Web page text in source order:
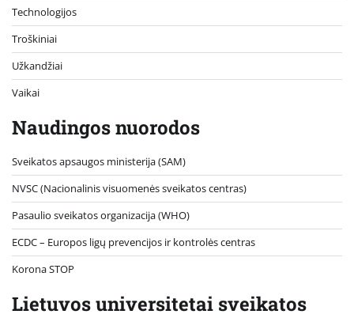
Technologijos
Troškiniai
Užkandžiai
Vaikai
Naudingos nuorodos
Sveikatos apsaugos ministerija (SAM)
NVSC (Nacionalinis visuomenės sveikatos centras)
Pasaulio sveikatos organizacija (WHO)
ECDC – Europos ligų prevencijos ir kontrolės centras
Korona STOP
Lietuvos universitetai sveikatos